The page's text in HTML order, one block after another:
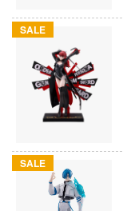
SALE
SALE
鬼太郎
うさぎですか？
のメイドラゴン